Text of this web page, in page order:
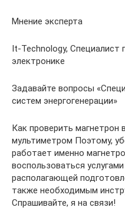
Мнение эксперта
It-Technology, Cпециалист
электронике
Задавайте вопросы
систем энергогенерации»
Как проверить магнетрон
мультиметром Поэтому,
работает именно
воспользоваться
располагающей
также необходимым
Спрашивайте, я на связи!